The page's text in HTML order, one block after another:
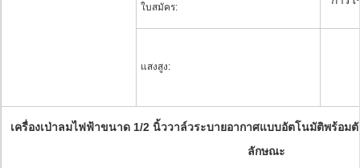
ใบสมัคร:
แสงสูง:
เครื่องเป่าลมไฟฟ้าขนาด 1/2 นิ้ววาล์วระบายอากาศแบบอัตโนมัติพร้อมตั
ลักษณะ